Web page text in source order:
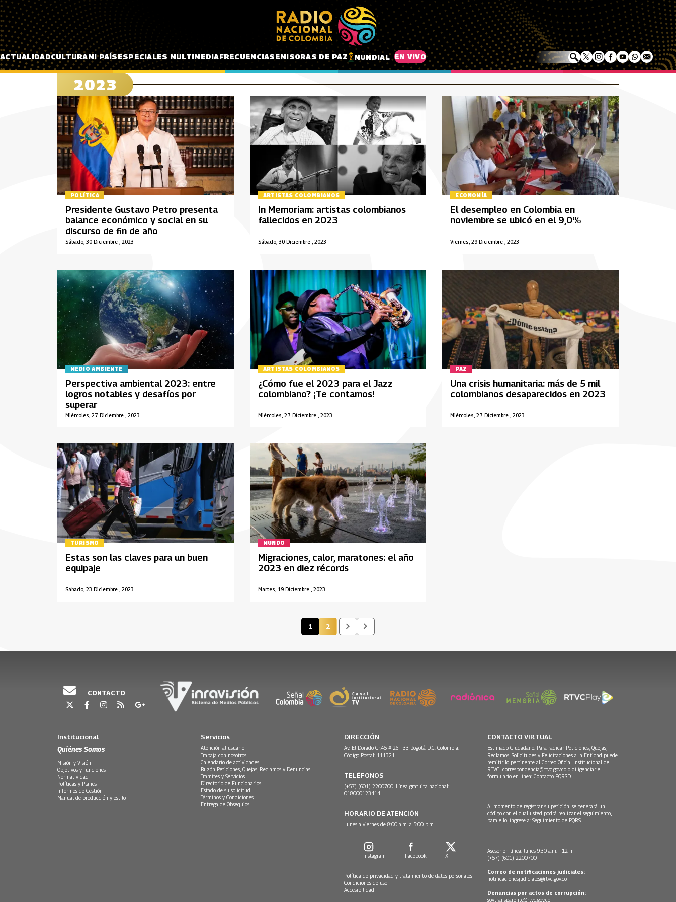
Pasar al contenido principal
ACTUALIDADCULTURAMI PAÍSESPECIALES MULTIMEDIAFRECUENCIASEMISORAS DE PAZ MUNDIAL EN VIVO
2023
POLÍTICA
Sábado, 30 Diciembre , 2023
Presidente Gustavo Petro presenta
balance económico y social en su
discurso de fin de año
ARTISTAS COLOMBIANOS
Sábado, 30 Diciembre , 2023
In Memoriam: artistas colombianos
fallecidos en 2023
ECONOMÍA
Viernes, 29 Diciembre , 2023
El desempleo en Colombia en
noviembre se ubicó en el 9,0%
MEDIO AMBIENTE
Miércoles, 27 Diciembre , 2023
Perspectiva ambiental 2023: entre
logros notables y desafíos por
superar
ARTISTAS COLOMBIANOS
Miércoles, 27 Diciembre , 2023
¿Cómo fue el 2023 para el Jazz
colombiano? ¡Te contamos!
PAZ
Miércoles, 27 Diciembre , 2023
Una crisis humanitaria: más de 5 mil
colombianos desaparecidos en 2023
TURISMO
Sábado, 23 Diciembre , 2023
Estas son las claves para un buen
equipaje
MUNDO
Martes, 19 Diciembre , 2023
Migraciones, calor, maratones: el año
2023 en diez récords
Página actual
1 Página
2
CONTACTO
Institucional
Quiénes Somos
Misión y Visión
Objetivos y funciones
Normatividad
Políticas y Planes
Informes de Gestión
Manual de producción y estilo
Servicios
Atención al usuario
Trabaja con nosotros
Calendario de actividades
Buzón Peticiones, Quejas, Reclamos y Denuncias
Trámites y Servicios
Directorio de Funcionarios
Estado de su solicitud
Términos y Condiciones
Entrega de Obsequios
DIRECCIÓN
Av. El Dorado Cr.45 # 26 - 33 Bogotá D.C. Colombia.
Código Postal: 111321
TELÉFONOS
(+57) (601) 2200700. Línea gratuita nacional:
018000123414
HORARIO DE ATENCIÓN
Lunes a viernes de 8:00 a.m. a 5:00 p.m.
Instagram Facebook X
Política de privacidad y tratamiento de datos personales
Condiciones de uso
Accesibilidad
CONTACTO VIRTUAL
Estimado Ciudadano: Para radicar Peticiones, Quejas,
Reclamos, Solicitudes y Felicitaciones a la Entidad puede
remitir lo pertinente al Correo Oficial Institucional de
RTVC correspondencia@rtvc.gov.co o diligenciar el
formulario en línea: Contacto PQRSD.
Al momento de registrar su petición, se generará un
código con el cual usted podrá realizar el seguimiento,
para ello, ingrese a: Seguimiento de PQRS
Asesor en línea: lunes 9:30 a.m. - 12 m
(+57) (601) 2200700
Correo de notificaciones judiciales:
notificacionesjudiciales@rtvc.gov.co
Denuncias por actos de corrupción:
soytransparente@rtvc.gov.co